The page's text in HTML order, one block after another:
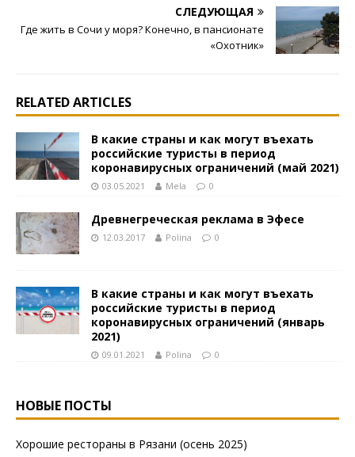
СЛЕДУЮЩАЯ
Где жить в Сочи у моря? Конечно, в пансионате
«Охотник»
RELATED ARTICLES
В какие страны и как могут въехать
российские туристы в период
коронавирусных ограничений (май 2021)
03.05.2021 Mela 0
Древнегреческая реклама в Эфесе
12.03.2017 Polina 0
В какие страны и как могут въехать
российские туристы в период
коронавирусных ограничений (январь
2021)
09.01.2021 Polina 0
НОВЫЕ ПОСТЫ
Хорошие рестораны в Рязани (осень 2025)